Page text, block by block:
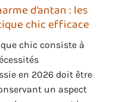
d’antan : les
chic efficace
chic consiste à
en 2026 doit être
un aspect